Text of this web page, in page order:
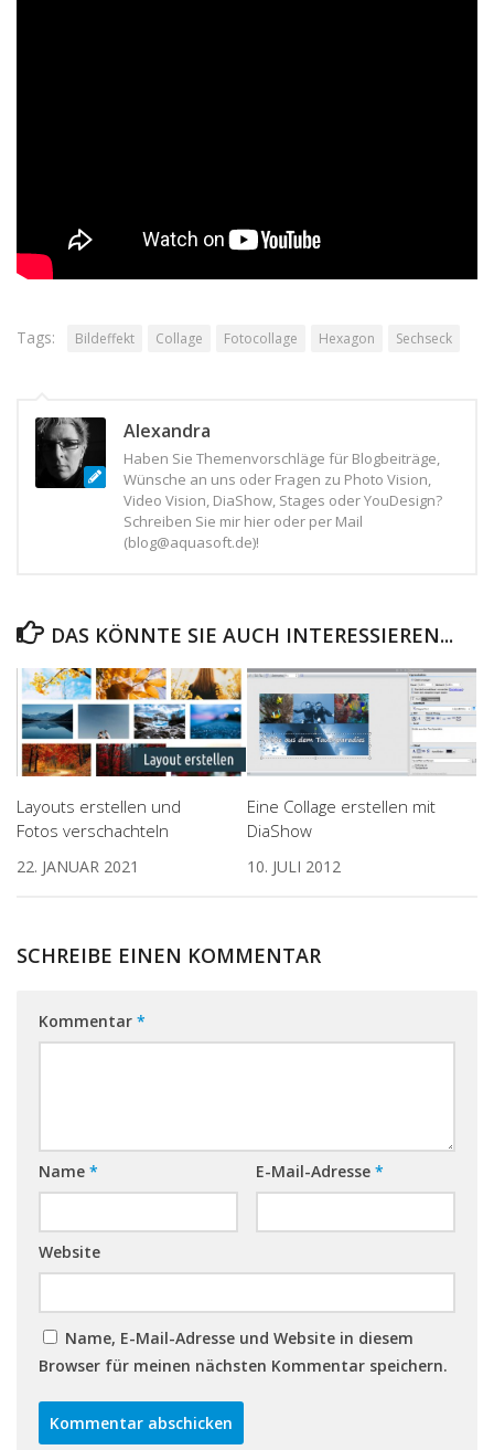
Tags: Bildeffekt Collage Fotocollage Hexagon Sechseck
Alexandra
Haben Sie Themenvorschläge für Blogbeiträge,
Wünsche an uns oder Fragen zu Photo Vision,
Video Vision, DiaShow, Stages oder YouDesign?
Schreiben Sie mir hier oder per Mail
(blog@aquasoft.de)!
DAS KÖNNTE SIE AUCH INTERESSIEREN...
Layouts erstellen und
Fotos verschachteln
22. JANUAR 2021
Eine Collage erstellen mit
DiaShow
10. JULI 2012
SCHREIBE EINEN KOMMENTAR
Kommentar *
Name * E-Mail-Adresse *
Website
Name, E-Mail-Adresse und Website in diesem
Browser für meinen nächsten Kommentar speichern.